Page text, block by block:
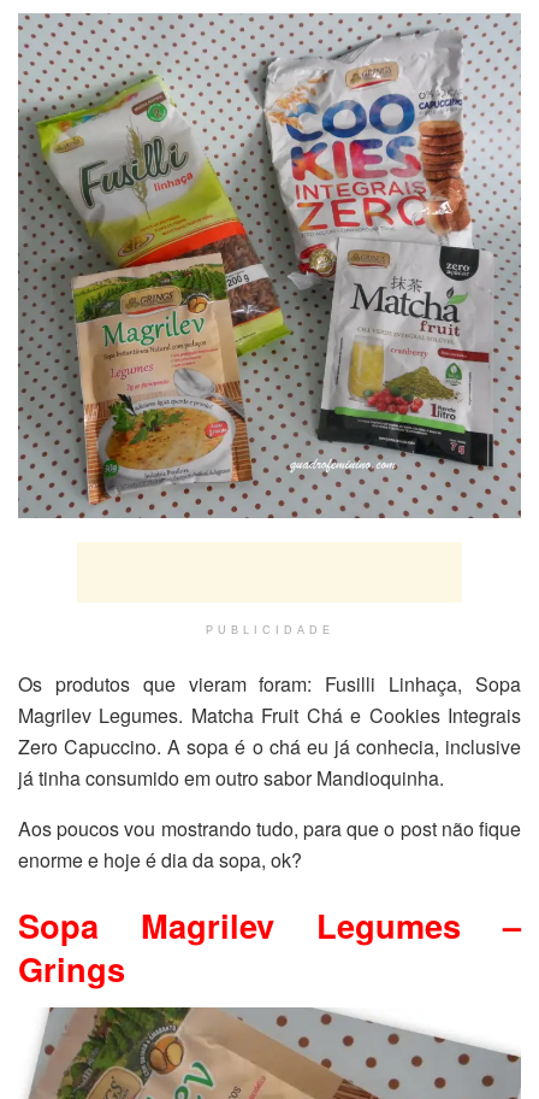
PUBLICIDADE
Os produtos que vieram foram: Fusilli Linhaça, Sopa
Magrilev Legumes. Matcha Fruit Chá e Cookies Integrais
Zero Capuccino. A sopa é o chá eu já conhecia, inclusive
já tinha consumido em outro sabor Mandioquinha.
Aos poucos vou mostrando tudo, para que o post não fique
enorme e hoje é dia da sopa, ok?
Sopa Magrilev Legumes –
Grings